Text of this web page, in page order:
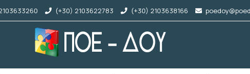
(+30) 2103622783 (+30) 2103638166